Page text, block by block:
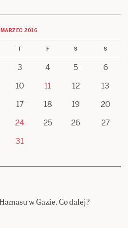
MARZEC 2016
T F S S
3 4 5
6
10 11 12
13
17 18 19
20
24 25 26
27
31
w Gazie. Co dalej?